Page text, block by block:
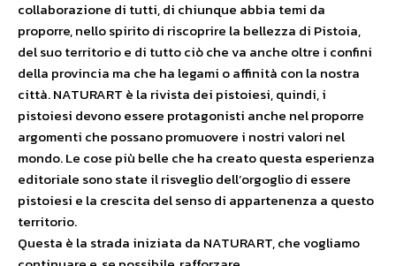
collaborazione di tutti, di chiunque abbia temi da
proporre, nello spirito di riscoprire la bellezza di Pistoia,
del suo territorio e di tutto ciò che va anche oltre i confini
della provincia ma che ha legami o affinità con la nostra
città. NATURART è la rivista dei pistoiesi, quindi, i
pistoiesi devono essere protagonisti anche nel proporre
argomenti che possano promuovere i nostri valori nel
mondo. Le cose più belle che ha creato questa esperienza
editoriale sono state il risveglio dell’orgoglio di essere
pistoiesi e la crescita del senso di appartenenza a questo
territorio.
Questa è la strada iniziata da NATURART, che vogliamo